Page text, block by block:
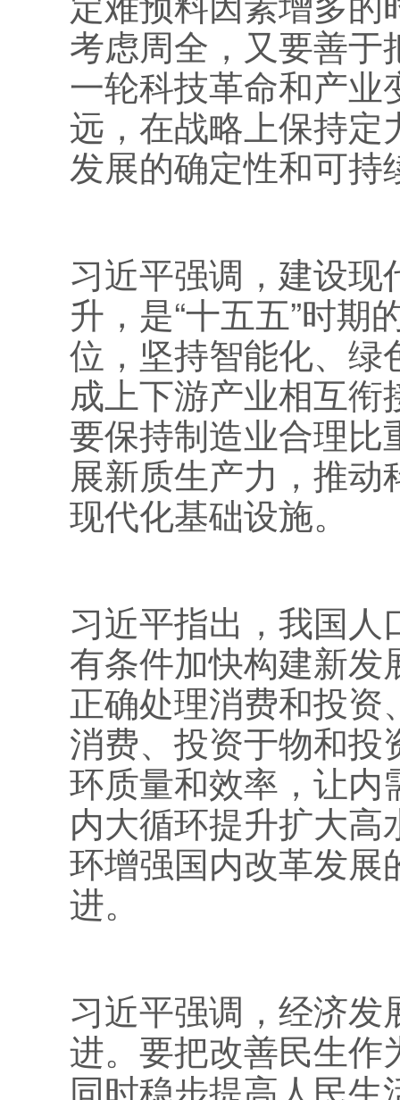
考虑周全，又要善
一轮科技革命和产
远，在战略上保持定
发展的确定性和可持
习近平强调，建设
升，是“十五五”时期
位，坚持智能化、绿
成上下游产业相互
要保持制造业合理比
展新质生产力，推
现代化基础设施。
习近平指出，我国
有条件加快构建新发
正确处理消费和投
消费、投资于物和
环质量和效率，让内
内大循环提升扩大
环增强国内改革发展
进。
习近平强调，经济
进。要把改善民生作
同时稳步提高人民